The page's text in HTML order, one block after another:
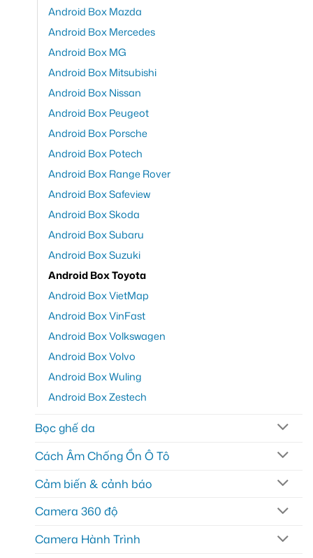
Android Box Mazda
Android Box Mercedes
Android Box MG
Android Box Mitsubishi
Android Box Nissan
Android Box Peugeot
Android Box Porsche
Android Box Potech
Android Box Range Rover
Android Box Safeview
Android Box Skoda
Android Box Subaru
Android Box Suzuki
Android Box Toyota
Android Box VietMap
Android Box VinFast
Android Box Volkswagen
Android Box Volvo
Android Box Wuling
Android Box Zestech
Bọc ghế da
Cách Âm Chống Ồn Ô Tô
Cảm biến & cảnh báo
Camera 360 độ
Camera Hành Trình